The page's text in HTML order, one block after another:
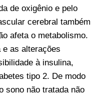
de oxigênio e pelo
cerebral também
afeta o metabolismo.
e as alterações
à insulina,
tipo 2. De modo
sono não tratada não